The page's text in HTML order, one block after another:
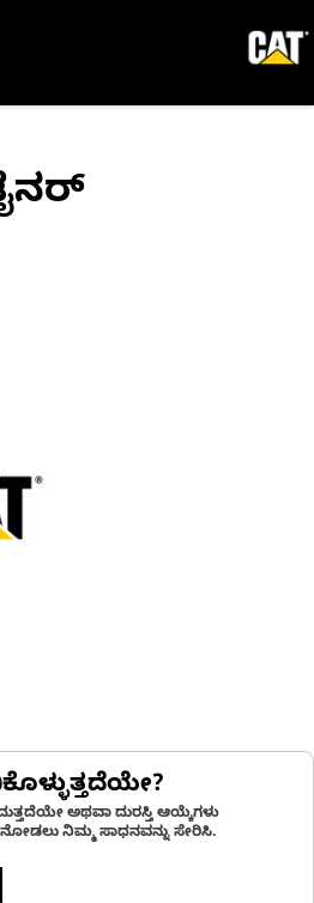
ಅಥವಾ ದುರಸ್ತಿ ಆಯ್ಕೆಗಳು
ನಿಮ್ಮ ಸಾಧನವನ್ನು ಸೇರಿಸಿ.